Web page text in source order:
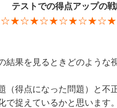
テストでの得点アップの
結果を見るときどのような
（得点になった問題）と不
で捉えているかと思います